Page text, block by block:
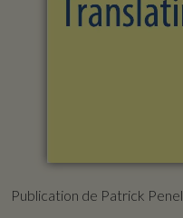
Publication de Patrick Penel.